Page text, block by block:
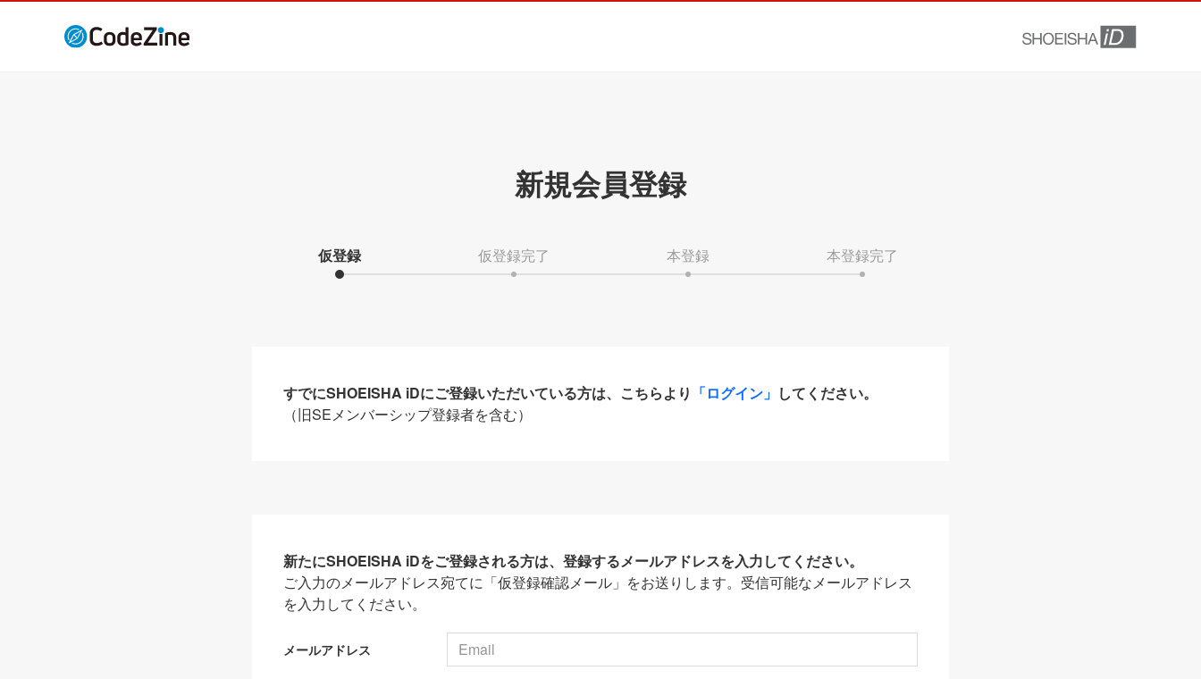
新規会員登録
仮登録 仮登録完了 本登録 本登録完了
すでにSHOEISHA iDにご登録いただいている方は、こちらより 「ログイン」 してください。
（旧SEメンバーシップ登録者を含む）
新たにSHOEISHA iDをご登録される方は、登録するメールアドレスを入力してください。
ご入力のメールアドレス宛てに「仮登録確認メール」をお送りします。受信可能なメールアドレス
を入力してください。
メールアドレス